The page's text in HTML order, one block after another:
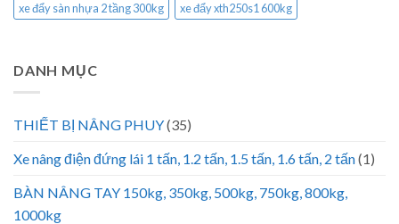
xe đẩy sàn nhựa 2 tầng 300kg
xe đẩy xth250s1 600kg
DANH MỤC
THIẾT BỊ NÂNG PHUY(35)
Xe nâng điện đứng lái 1 tấn, 1.2 tấn, 1.5 tấn, 1.6 tấn, 2 tấn(1)
BÀN NÂNG TAY 150kg, 350kg, 500kg, 750kg, 800kg,
1000kg